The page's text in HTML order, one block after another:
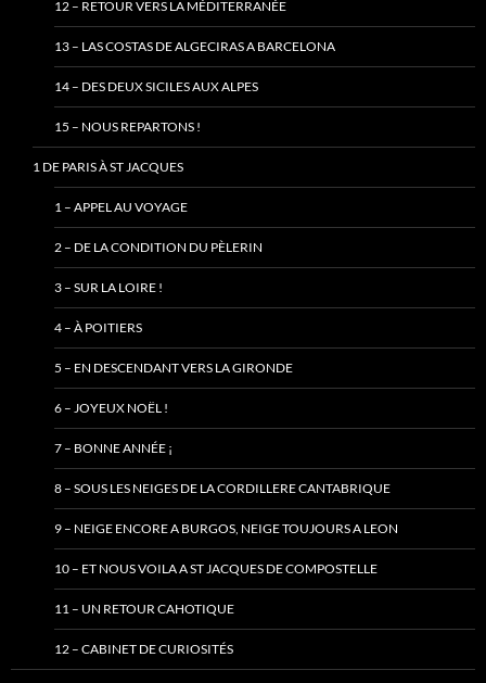
12 – RETOUR VERS LA MÉDITERRANÉE
13 – LAS COSTAS DE ALGECIRAS A BARCELONA
14 – DES DEUX SICILES AUX ALPES
15 – NOUS REPARTONS !
1 DE PARIS À ST JACQUES
1 – APPEL AU VOYAGE
2 – DE LA CONDITION DU PÈLERIN
3 – SUR LA LOIRE !
4 – À POITIERS
5 – EN DESCENDANT VERS LA GIRONDE
6 – JOYEUX NOËL !
7 – BONNE ANNÉE ¡
8 – SOUS LES NEIGES DE LA CORDILLERE CANTABRIQUE
9 – NEIGE ENCORE A BURGOS, NEIGE TOUJOURS A LEON
10 – ET NOUS VOILA A ST JACQUES DE COMPOSTELLE
11 – UN RETOUR CAHOTIQUE
12 – CABINET DE CURIOSITÉS